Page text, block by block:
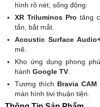
hình rõ nét, sống động.
XR Triluminos Pro tăng
tắn, bắt mắt.
Acoustic Surface
mẽ.
Kho ứng dụng phong
hành Google TV
Tương thích Bravia CAM
màn hình tivi thuận tiện.